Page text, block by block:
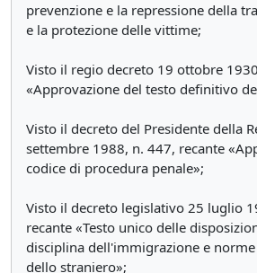
prevenzione e la repressione della
e la protezione delle vittime;
Visto il regio decreto 19 ottobre
«Approvazione del testo definitivo
Visto il decreto del Presidente della
settembre 1988, n. 447, recante
codice di procedura penale»;
Visto il decreto legislativo 25 luglio
recante «Testo unico delle
disciplina dell'immigrazione e
dello straniero»;